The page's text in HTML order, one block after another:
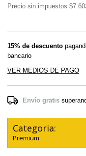
Precio sin impuestos
15% de descuento
bancario
VER MEDIOS DE PAGO
Envío gratis
Categoria:
Premium